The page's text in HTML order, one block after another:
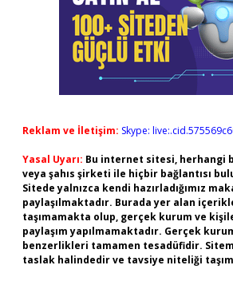
Reklam ve İletişim: Skype:
Yasal Uyarı: Bu internet sitesi, herhangi
veya şahıs şirketi ile hiçbir bağlantısı
Sitede yalnızca kendi hazırladığımız
paylaşılmaktadır. Burada yer alan
taşımamakta olup, gerçek kurum ve
paylaşım yapılmamaktadır. Gerçek
benzerlikleri tamamen tesadüfidir.
taslak halindedir ve tavsiye niteliği